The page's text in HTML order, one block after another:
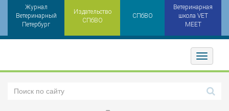
Журнал
Ветеринарный
Петербург
Издательство
СПбВО
СПбВО
Ветеринарная
школа VET
MEET
Toggler